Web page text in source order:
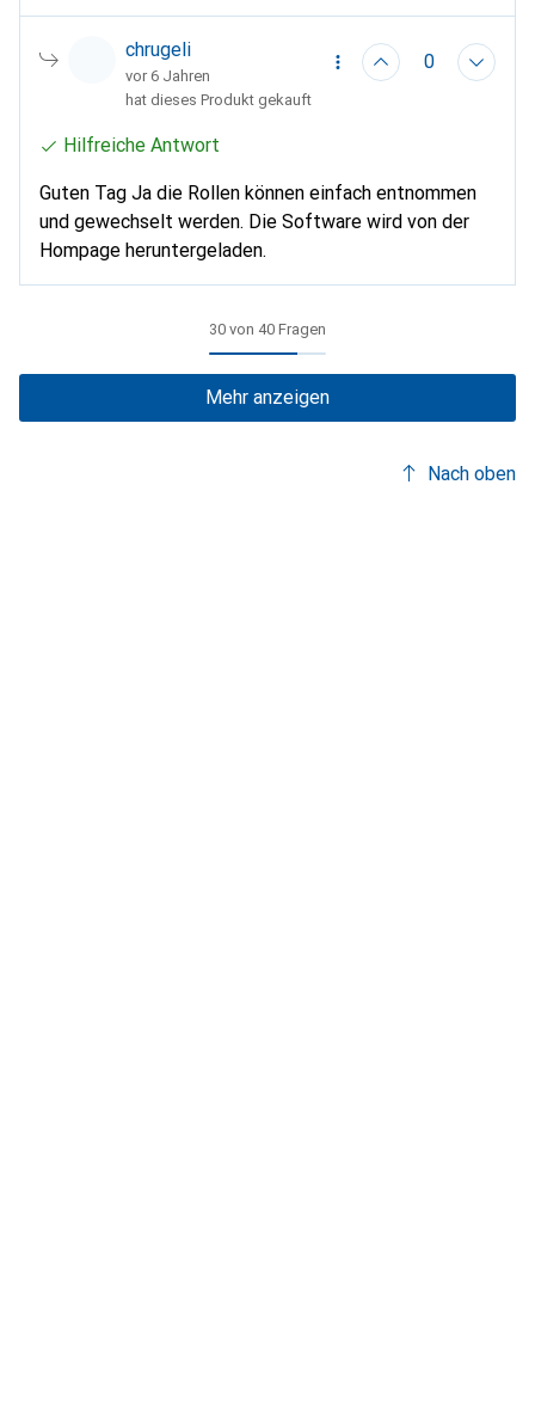
chrugeli
vor 6 Jahren
0
hat dieses Produkt gekauft
Hilfreiche Antwort
Guten Tag Ja die Rollen können einfach entnommen
und gewechselt werden. Die Software wird von der
Hompage heruntergeladen.
30 von 40 Fragen
Mehr anzeigen
Nach oben